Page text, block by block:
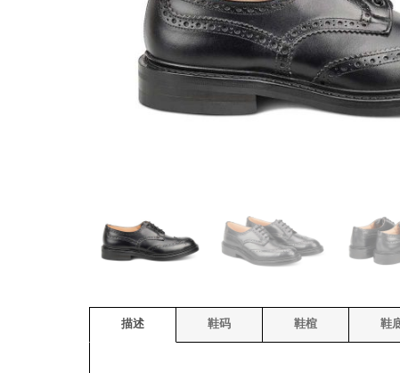
描述 鞋码 鞋楦 鞋